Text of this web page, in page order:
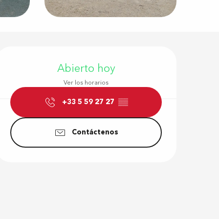
y
Abierto hoy
Ver los horarios
+33 5 59 27 27 ▒▒
Contáctenos